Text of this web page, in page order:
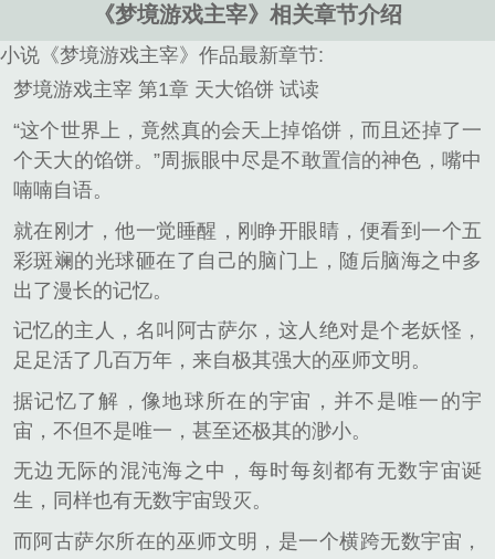
《梦境游戏主宰》相关章节介绍
小说《梦境游戏主宰》作品最新章节:
梦境游戏主宰 第1章 天大馅饼 试读
“这个世界上，竟然真的会天上掉馅饼，而且还掉了一
个天大的馅饼。”周振眼中尽是不敢置信的神色，嘴中
喃喃自语。
就在刚才，他一觉睡醒，刚睁开眼睛，便看到一个五
彩斑斓的光球砸在了自己的脑门上，随后脑海之中多
出了漫长的记忆。
记忆的主人，名叫阿古萨尔，这人绝对是个老妖怪，
足足活了几百万年，来自极其强大的巫师文明。
据记忆了解，像地球所在的宇宙，并不是唯一的宇
宙，不但不是唯一，甚至还极其的渺小。
无边无际的混沌海之中，每时每刻都有无数宇宙诞
生，同样也有无数宇宙毁灭。
而阿古萨尔所在的巫师文明，是一个横跨无数宇宙，